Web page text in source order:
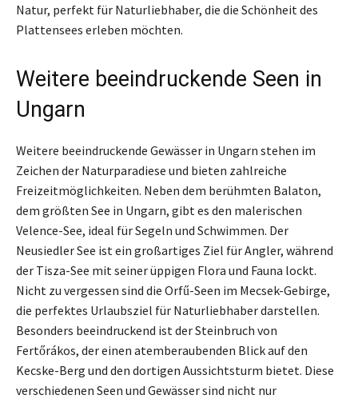
Natur, perfekt für Naturliebhaber, die die Schönheit des
Plattensees erleben möchten.
Weitere beeindruckende Seen in
Ungarn
Weitere beeindruckende Gewässer in Ungarn stehen im
Zeichen der Naturparadiese und bieten zahlreiche
Freizeitmöglichkeiten. Neben dem berühmten Balaton,
dem größten See in Ungarn, gibt es den malerischen
Velence-See, ideal für Segeln und Schwimmen. Der
Neusiedler See ist ein großartiges Ziel für Angler, während
der Tisza-See mit seiner üppigen Flora und Fauna lockt.
Nicht zu vergessen sind die Orfű-Seen im Mecsek-Gebirge,
die perfektes Urlaubsziel für Naturliebhaber darstellen.
Besonders beeindruckend ist der Steinbruch von
Fertőrákos, der einen atemberaubenden Blick auf den
Kecske-Berg und den dortigen Aussichtsturm bietet. Diese
verschiedenen Seen und Gewässer sind nicht nur